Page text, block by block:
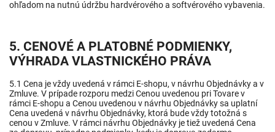
ohľadom na nutnú údržbu hardvérového a softvérového vybavenia.
5. CENOVÉ A PLATOBNÉ PODMIENKY,
VÝHRADA VLASTNICKÉHO PRÁVA
5.1 Cena je vždy uvedená v rámci E-shopu, v návrhu Objednávky a v
Zmluve. V prípade rozporu medzi Cenou uvedenou pri Tovare v
rámci E-shopu a Cenou uvedenou v návrhu Objednávky sa uplatní
Cena uvedená v návrhu Objednávky, ktorá bude vždy totožná s
cenou v Zmluve. V rámci návrhu Objednávky je tiež uvedená Cena